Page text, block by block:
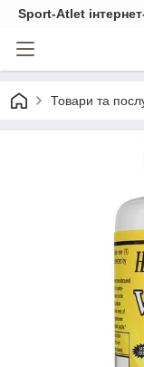
Sport-Atlet
Товари та